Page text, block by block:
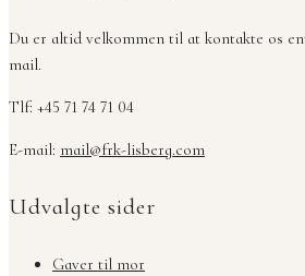
Du er altid velkommen til at kontakte os
mail.
Tlf: +45 71 74 71 04
E-mail: mail@frk-lisberg.com
Udvalgte sider
Gaver til mor